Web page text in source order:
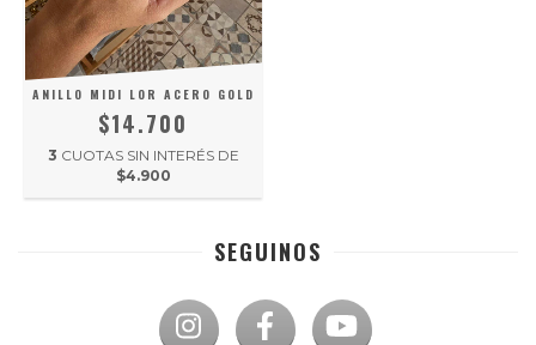
ANILLO MIDI LOR ACERO GOLD
$14.700
3 CUOTAS SIN INTERÉS DE
$4.900
SEGUINOS